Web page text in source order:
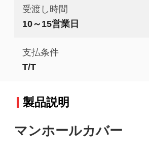
受渡し時間
10～15営業日
支払条件
T/T
製品説明
マンホールカバー